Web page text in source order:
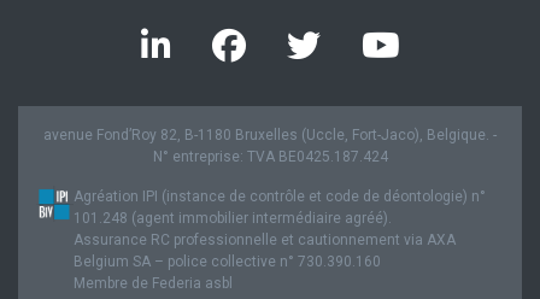
avenue Fond’Roy 82, B-1180 Bruxelles (Uccle, Fort-Jaco), Belgique. -
N° entreprise: TVA BE0425.187.424
Agréation IPI (instance de contrôle et code de déontologie) n°
101.248 (agent immobilier intermédiaire agréé).
Assurance RC professionnelle et cautionnement via AXA
Belgium SA – police collective n° 730.390.160
Membre de Federia asbl